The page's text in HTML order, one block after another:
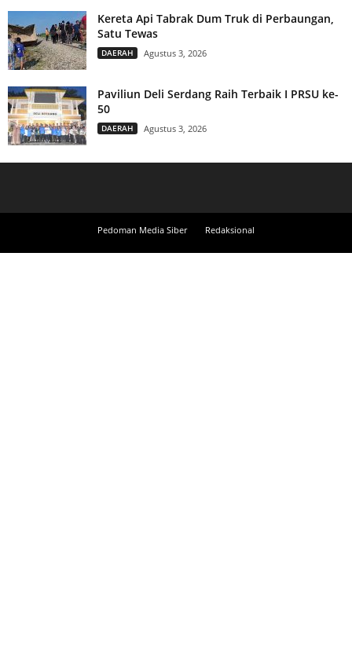
Kereta Api Tabrak Dum Truk di Perbaungan,
Satu Tewas
DAERAH Agustus 3, 2026
Paviliun Deli Serdang Raih Terbaik I PRSU ke-
50
DAERAH Agustus 3, 2026
Pedoman Media Siber Redaksional